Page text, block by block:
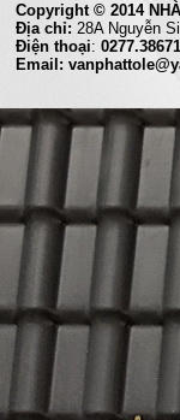
Copyright © 2014
Địa chỉ: 28A
Điện thoại:
Email: